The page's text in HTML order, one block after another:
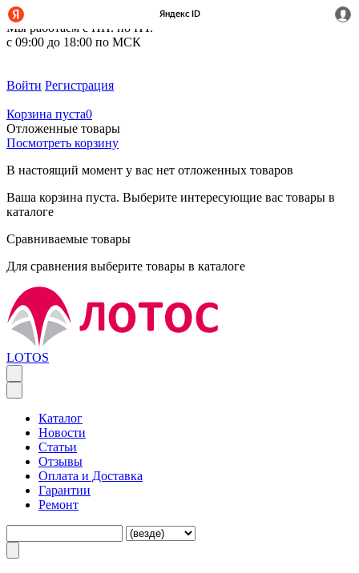
+7 (495) 212-14-37
Мы работаем с ПН. по ПТ.
с 09:00 до 18:00 по МСК
Войти Регистрация
Корзина пуста0
Отложенные товары
Посмотреть корзину
В настоящий момент у вас нет отложенных товаров
Ваша корзина пуста. Выберите интересующие вас товары в
каталоге
Сравниваемые товары
Для сравнения выберите товары в каталоге
LOTOS
Каталог
Новости
Статьи
Отзывы
Оплата и Доставка
Гарантии
Ремонт